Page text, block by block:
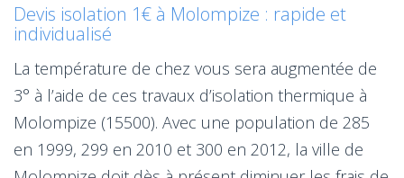
Devis isolation 1€ à Molompize : rapide et
individualisé
La température de chez vous sera augmentée de
3° à l’aide de ces travaux d’isolation thermique à
Molompize (15500). Avec une population de 285
en 1999, 299 en 2010 et 300 en 2012, la ville de